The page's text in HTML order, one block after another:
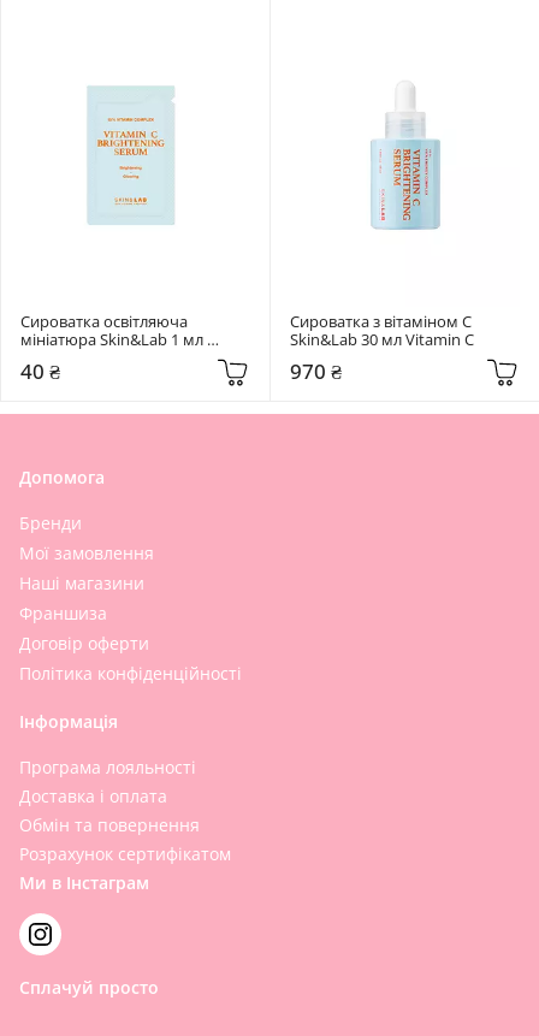
Сироватка освітляюча
мініатюра Skin&Lab 1 мл
40 ₴
Сироватка з вітаміном C
Skin&Lab 30 мл Vitamin C
970 ₴
Допомога
Бренди
Мої замовлення
Наші магазини
Франшиза
Договір оферти
Політика конфіденційності
Інформація
Програма лояльності
Доставка і оплата
Обмін та повернення
Розрахунок сертифікатом
Ми в Інстаграм
Сплачуй просто